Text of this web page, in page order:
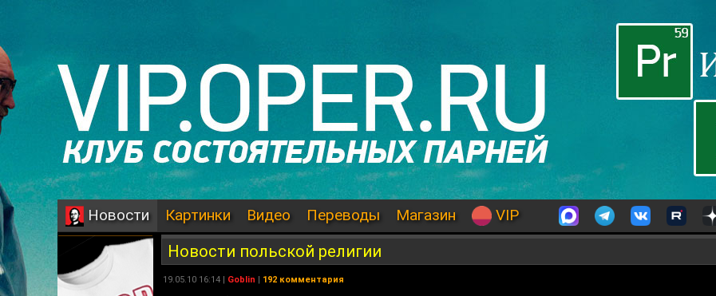
Новости Картинки Видео Переводы Магазин VIP
Новости польской религии
19.05.10 16:14 | Goblin | 192 комментария